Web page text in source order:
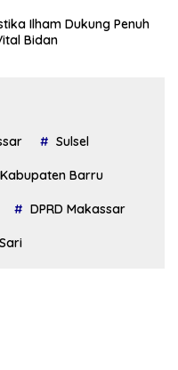
Ilham Dukung Penuh
Bidan
Sulsel
Kabupaten Barru
DPRD Makassar